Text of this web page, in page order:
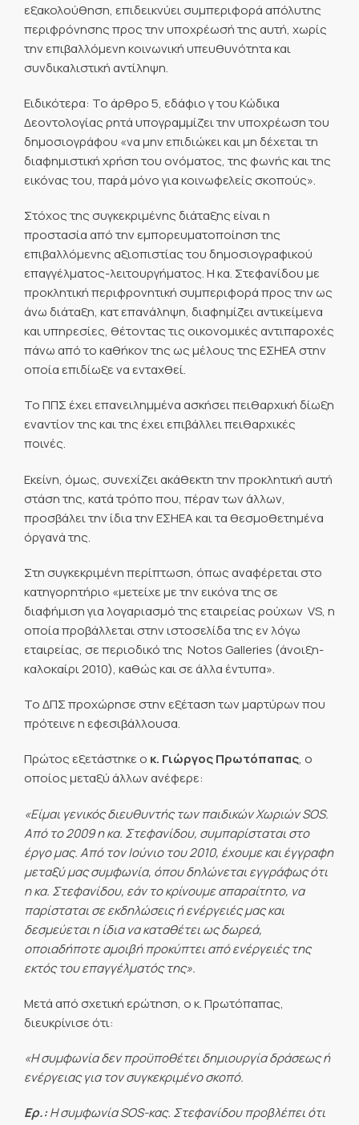
εξακολούθηση, επιδεικνύει συμπεριφορά απόλυτης
περιφρόνησης προς την υποχρέωσή της αυτή, χωρίς
την επιβαλλόμενη κοινωνική υπευθυνότητα και
συνδικαλιστική αντίληψη.
Ειδικότερα: Το άρθρο 5, εδάφιο γ του Κώδικα
Δεοντολογίας ρητά υπογραμμίζει την υποχρέωση του
δημοσιογράφου «να μην επιδιώκει και μη δέχεται τη
διαφημιστική χρήση του ονόματος, της φωνής και της
εικόνας του, παρά μόνο για κοινωφελείς σκοπούς».
Στόχος της συγκεκριμένης διάταξης είναι η
προστασία από την εμπορευματοποίηση της
επιβαλλόμενης αξιοπιστίας του δημοσιογραφικού
επαγγέλματος-λειτουργήματος. Η κα. Στεφανίδου με
προκλητική περιφρονητική συμπεριφορά προς την ως
άνω διάταξη, κατ επανάληψη, διαφημίζει αντικείμενα
και υπηρεσίες, θέτοντας τις οικονομικές αντιπαροχές
πάνω από το καθήκον της ως μέλους της ΕΣΗΕΑ στην
οποία επιδίωξε να ενταχθεί.
Το ΠΠΣ έχει επανειλημμένα ασκήσει πειθαρχική δίωξη
εναντίον της και της έχει επιβάλλει πειθαρχικές
ποινές.
Εκείνη, όμως, συνεχίζει ακάθεκτη την προκλητική αυτή
στάση της, κατά τρόπο που, πέραν των άλλων,
προσβάλει την ίδια την ΕΣΗΕΑ και τα θεσμοθετημένα
όργανά της.
Στη συγκεκριμένη περίπτωση, όπως αναφέρεται στο
κατηγορητήριο «μετείχε με την εικόνα της σε
διαφήμιση για λογαριασμό της εταιρείας ρούχων  VS, η
οποία προβάλλεται στην ιστοσελίδα της εν λόγω
εταιρείας, σε περιοδικό της  Notos Galleries (άνοιξη-
καλοκαίρι 2010), καθώς και σε άλλα έντυπα».
Το ΔΠΣ προχώρησε στην εξέταση των μαρτύρων που
πρότεινε η εφεσιβάλλουσα.
Πρώτος εξετάστηκε ο κ. Γιώργος Πρωτόπαπας, ο
οποίος μεταξύ άλλων ανέφερε:
«Είμαι γενικός διευθυντής των παιδικών ΧωριώνSOS.
Από το 2009 η κα. Στεφανίδου, συμπαρίσταται στο
έργο μας. Από τον Ιούνιο του 2010, έχουμε και έγγραφη
μεταξύ μας συμφωνία, όπου δηλώνεται εγγράφως ότι
η κα. Στεφανίδου, εάν το κρίνουμε απαραίτητο, να
παρίσταται σε εκδηλώσεις ή ενέργειές μας και
δεσμεύεται η ίδια να καταθέτει ως δωρεά,
οποιαδήποτε αμοιβή προκύπτει από ενέργειές της
εκτός του επαγγέλματός της».
Μετά από σχετική ερώτηση, ο κ. Πρωτόπαπας,
διευκρίνισε ότι:
«Η συμφωνία δεν προϋποθέτει δημιουργία δράσεως ή
ενέργειας για τον συγκεκριμένο σκοπό.
Ερ.:Η συμφωνίαSOS-κας. Στεφανίδου προβλέπει ότι